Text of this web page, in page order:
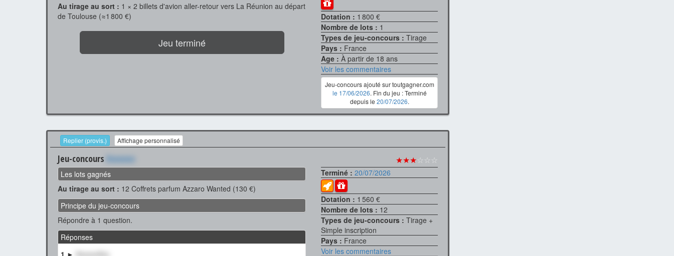
Au tirage au sort : 1 × 2 billets d'avion aller-retour vers La Réunion au départ
de Toulouse (≈1 800 €)
Jeu terminé
Dotation : 1 800 €
Nombre de lots : 1
Types de jeu-concours :Tirage
Pays : France
Age :À partir de 18 ans
Voir les commentaires
Jeu-concours ajouté sur toutgagner.com
le 17/06/2026. Fin du jeu : Terminé
depuis le 20/07/2026.
Replier (provis.) Affichage personnalisé
Jeu-concours Xxxxxxx ★★★☆☆☆
Les lots gagnés
Au tirage au sort : 12 Coffrets parfum Azzaro Wanted (130 €)
Principe du jeu-concours
Répondre à 1 question.
Réponses
1 ►
XxxxxxXxx
Terminé :20/07/2026
Dotation : 1 560 €
Nombre de lots : 12
Types de jeu-concours :Tirage +
Simple inscription
Pays : France
Voir les commentaires